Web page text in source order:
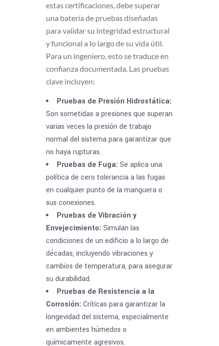
estas certificaciones, debe superar
una batería de pruebas diseñadas
para validar su integridad estructural
y funcional a lo largo de su vida útil.
Para un ingeniero, esto se traduce en
confianza documentada. Las pruebas
clave incluyen:
Pruebas de Presión Hidrostática:
Son sometidas a presiones que superan
varias veces la presión de trabajo
normal del sistema para garantizar que
no haya rupturas.
Pruebas de Fuga: Se aplica una
política de cero tolerancia a las fugas
en cualquier punto de la manguera o
sus conexiones.
Pruebas de Vibración y
Envejecimiento: Simulan las
condiciones de un edificio a lo largo de
décadas, incluyendo vibraciones y
cambios de temperatura, para asegurar
su durabilidad.
Pruebas de Resistencia a la
Corrosión: Críticas para garantizar la
longevidad del sistema, especialmente
en ambientes húmedos o
químicamente agresivos.